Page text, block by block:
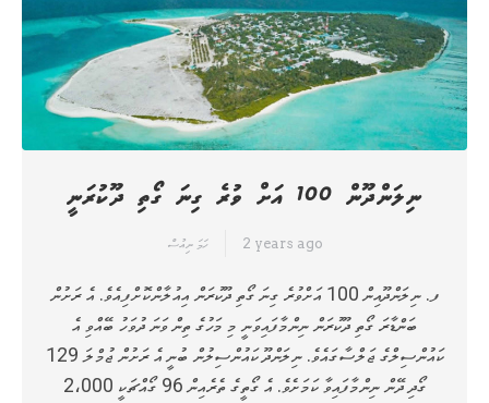
ނިލަންދޫން 100 އަށް ވުރެ ގިނަ ގޯތި ދޫކުރަނީ
ހަމަ ނިއުސް 2 years ago
ފ. ނިލަންދޫއިން 100 އަށްވުރެ ގިނަ ގޯތި ދޫކުރަން އިއުލާންކޮށްފިއެވެ. އެ ރަށުން
ބަންޑާރަ ގޯތި ދޫކުރަން ނިންމާފައިވަނީ މި މަހުގެ ތިން ވަނަ ދުވަހު ބޭއްވި އެ
ކައުންސިލްގެ ޖަލްސާގައެވެ. ނިލަންދޫ ކައުންސިލުން ބުނީ އެ ރަށުން ޖުމްލަ 129
ގޯދި ދޭން ނިންމާފައިވާ ކަމަށެވެ. އެ ގޯތީގެ ތެރެއިން 96 ގޯއްޗަކީ 2،000